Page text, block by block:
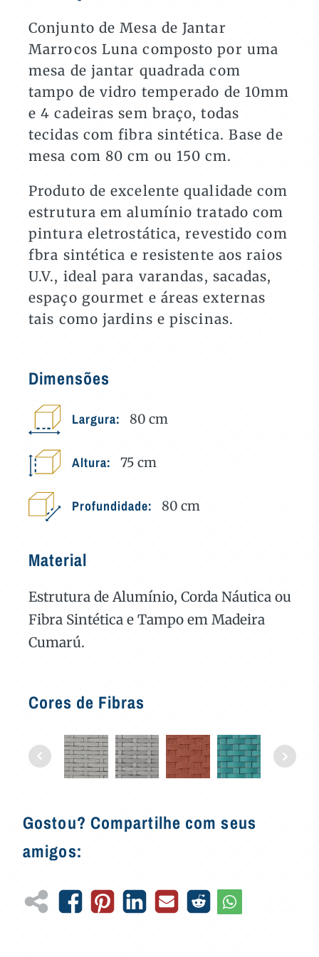
com
4
quantidade
Conjunto de Mesa de Jantar
Marrocos Luna composto por uma
mesa de jantar quadrada com
tampo de vidro temperado de 10mm
e 4 cadeiras sem braço, todas
tecidas com fibra sintética. Base de
mesa com 80 cm ou 150 cm.
Produto de excelente qualidade com
estrutura em alumínio tratado com
pintura eletrostática, revestido com
fbra sintética e resistente aos raios
U.V., ideal para varandas, sacadas,
espaço gourmet e áreas externas
tais como jardins e piscinas.
Dimensões
Largura: 80 cm
Altura: 75 cm
Profundidade: 80 cm
Material
Estrutura de Alumínio, Corda Náutica ou
Fibra Sintética e Tampo em Madeira
Cumarú.
Cores de Fibras
Gostou? Compartilhe com seus
amigos: